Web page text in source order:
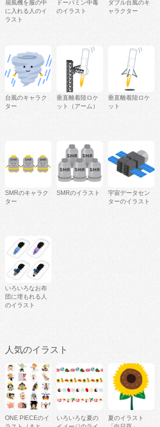
扇風機を服の中
に入れる人のイ
ラスト
ドーパミン中毒
のイラスト
ダブル台風のキ
ャラクター
台風のキャラク
ター
垂直離着陸ロケ
ット（アーム）
垂直離着陸ロケ
ット
SMRのキャラク
ター
SMRのイラスト
宇宙データセン
ターのイラスト
いろいろなお布
団に埋もれる人
のイラスト
人気のイラスト
ONE PIECEのイ
いろいろな夏の
夏のイラスト